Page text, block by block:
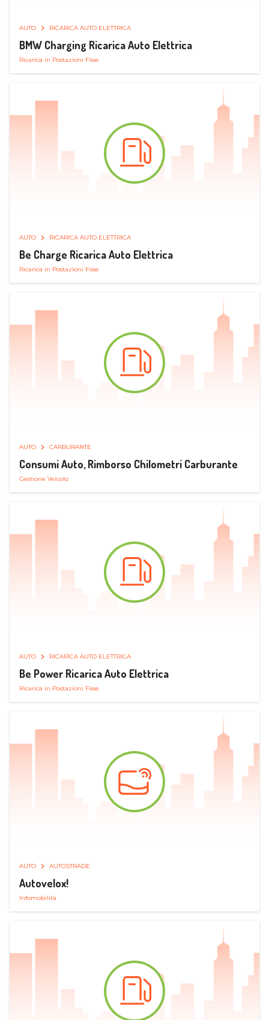
AUTO RICARICA AUTO ELETTRICA
BMW Charging Ricarica Auto Elettrica
Ricarica in Postazioni Fisse
AUTO RICARICA AUTO ELETTRICA
Be Charge Ricarica Auto Elettrica
Ricarica in Postazioni Fisse
AUTO CARBURANTE
Consumi Auto, Rimborso Chilometri Carburante
Gestione Veicolo
AUTO RICARICA AUTO ELETTRICA
Be Power Ricarica Auto Elettrica
Ricarica in Postazioni Fisse
AUTO AUTOSTRADE
Autovelox!
Infomobilità